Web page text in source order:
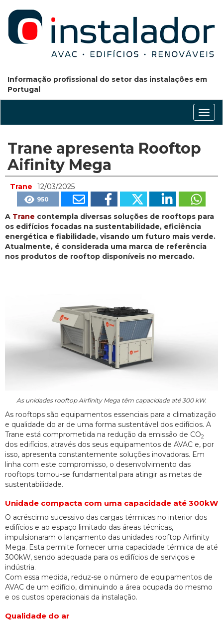
Informação profissional do setor das instalações em
Portugal
Trane apresenta Rooftop
Aifinity Mega
Trane 12/03/2025
950
A Trane contempla diversas soluções de rooftops para
os edifícios focadas na sustentabilidade, eficiência
energética e fiabilidade, visando um futuro mais verde.
Atualmente, é considerada uma marca de referência
nos produtos de rooftop disponíveis no mercado.
As unidades rooftop Airfinity Mega têm capacidade até 300 kW.
As rooftops são equipamentos essenciais para a climatização
e qualidade do ar de uma forma sustentável dos edifícios. A
Trane está comprometida na redução da emissão de CO2
dos edifícios, através dos seus equipamentos de AVAC e, por
isso, apresenta constantemente soluções inovadoras. Em
linha com este compromisso, o desenvolvimento das
rooftops tornou-se fundamental para atingir as metas de
sustentabilidade.
Unidade compacta com uma capacidade até 300kW
O acréscimo sucessivo das cargas térmicas no interior dos
edifícios e ao espaço limitado das áreas técnicas,
impulsionaram o lançamento das unidades rooftop Airfinity
Mega. Esta permite fornecer uma capacidade térmica de até
300kW, sendo adequada para os edifícios de serviços e
indústria.
Com essa medida, reduz-se o número de equipamentos de
AVAC de um edifício, diminuindo a área ocupada do mesmo
e os custos operacionais da instalação.
Qualidade do ar